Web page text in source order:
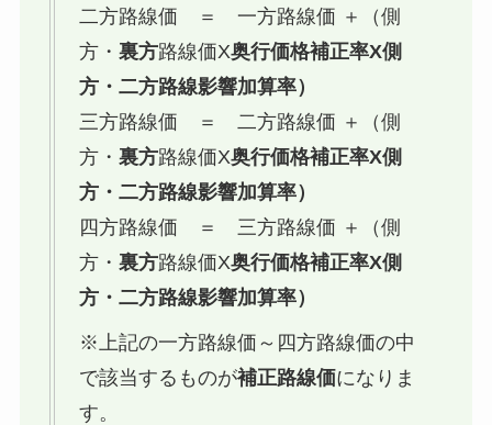
二方路線価 ＝ 一方路線価 ＋（側
方・ 裏方路線価X奥行価格補正率X側
方・二方路線影響加算率）
三方路線価 ＝ 二方路線価 ＋（側
方・ 裏方路線価X奥行価格補正率X側
方・二方路線影響加算率）
四方路線価 ＝ 三方路線価 ＋（側
方・ 裏方路線価X奥行価格補正率X側
方・二方路線影響加算率）
※上記の一方路線価～四方路線価の中
で該当するものが補正路線価になりま
す。